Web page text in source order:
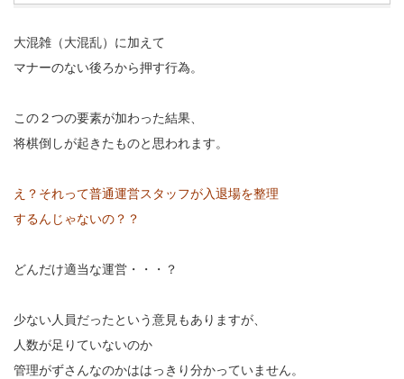
大混雑（大混乱）に加えて
マナーのない後ろから押す行為。
この２つの要素が加わった結果、
将棋倒しが起きたものと思われます。
え？それって普通運営スタッフが入退場を整理
するんじゃないの？？
どんだけ適当な運営・・・？
少ない人員だったという意見もありますが、
人数が足りていないのか
管理がずさんなのかははっきり分かっていません。